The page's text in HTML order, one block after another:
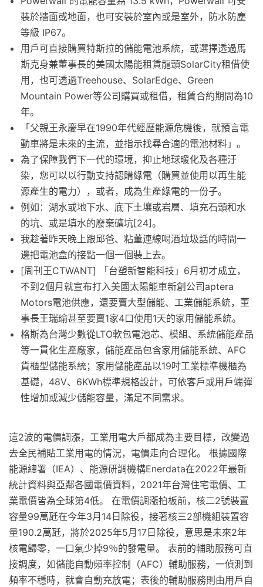
裝於牆面或地面，也可安裝於室內或是室外，防水防塵
等級 IP67。
用戶可直接購買特斯拉的儲能電池系統，或選擇透過馬
斯克身兼董事長的美國太陽能租賃龍頭SolarCity租借使
用，也可透過Treehouse、SolarEdge、Green
Mountain Power等公司購買或租借，租賃合約期間為10
年。
「父親王永慶早在1990年代經歷能源危機後，就預言電
動車將是未來的主流，並指示找尋合適的電池材料」。
為了保障我們下一代的環境，抑止地球暖化及各種汙
染，您可以以行動支持認購綠電（購買並使用以再生能
源產生的電力），或者，成為生產綠電的一份子。
例如：湖水或地下水、底下土壤或岩層、填充石頭和水
的坑、或是填水的廢棄礦坑[24]。
我趁著昨天晚上跟邱爸、粘董連線喝酒垃圾話的時間一
邊把電池盒的接點一個一個裝上去。
[周刊王CTWANT] 「台塑新智能科技」6月初才成立，
不到2個月就宣布打入美國太陽能車新創公司aptera
Motors電池供應，還要賣大型儲能、工業儲能系統，董
事長王瑞瑜甚至要賣1家4口使用1天的家用儲能系統。
格斯為台灣少數從LTO軟包電池芯、模組、系統儲能產品
等一貫化生產廠家，儲能產品包含家用儲能系統、AFC
貨櫃型儲能系統；家用儲能產品以19吋工業標準機櫃為
基礎，48V、6KWh標準規格設計，可依客戶或用戶端彈
性增加或減少儲能容量，滿足不同需求。
這2波的電價調漲，工業用電大戶都成為主要目標，改變過
去全民補貼工業用電的情況，電價走向合理化。 根據國際
能源總署（IEA）、能源研調機構Enerdata在2022年最新
統計資料與亞鄰各國電價資料，2021年台灣住宅電價、工
業電價皆為全球第4低。 在電價調漲拍板前，核二2號裝置
容量99萬瓩在今年3月14日除役，接著核三2部機組裝置容
量190.2萬瓩，將於2025年5月17日除役，意思是未來2年
核電歸零，一口氣少掉9％的發電量。 表前的輔助服務可直
接調度，如儲能自動頻率控制（AFC）輔助服務，一偵測到
頻率不穩時，就會自動充放電；表後的輔助服務則由用戶自